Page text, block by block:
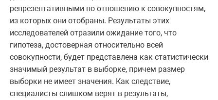
репрезентативными по отношению к совокупностям,
из которых они отобраны. Результаты этих
исследователей отразили ожидание того, что
гипотеза, достоверная относительно всей
совокупности, будет представлена как статистически
значимый результат в выборке, причем размер
выборки не имеет значения. Как следствие,
специалисты слишком верят в результаты,